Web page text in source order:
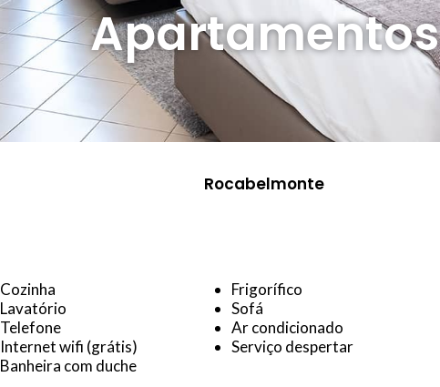
Apartamentos
Rocabelmonte
Cozinha Frigorífico
Lavatório
Sofá
Telefone
Ar condicionado
Internet wifi (grátis)
Serviço despertar
Banheira com duche